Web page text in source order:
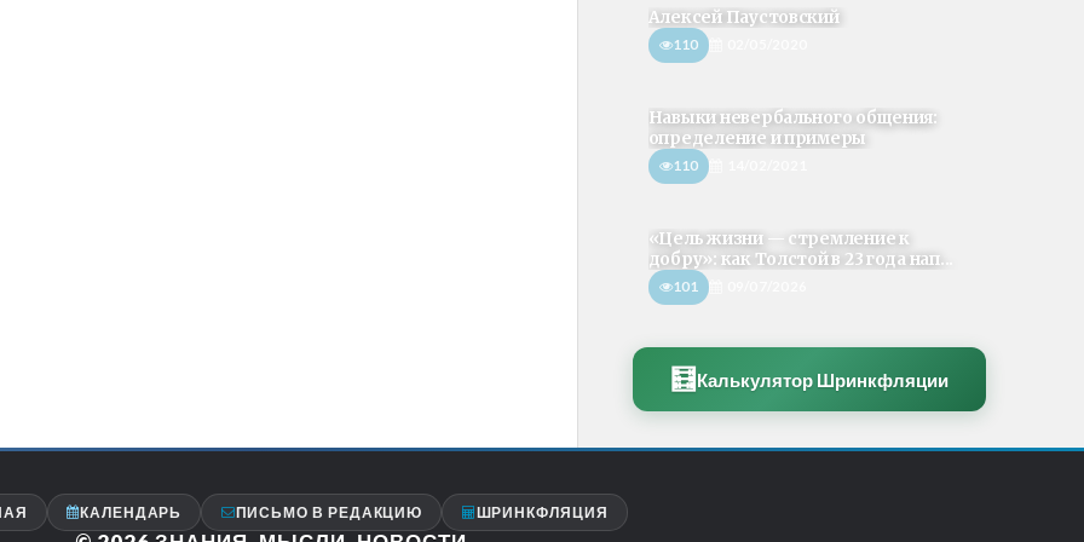
Алексей Паустовский
110
Навыки невербального общения:
определение и примеры
110
«Цель жизни — стремление к
добру»: как Толстой в 23 года нап...
101
🧮 Калькулятор Шринкфляции
КАЛЕНДАРЬ ПИСЬМО В РЕДАКЦИЮ ШРИНКФЛЯЦИЯ